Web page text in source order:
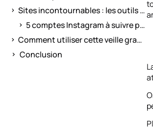
Sites incontournables : les outils de veille graphique
5 comptes Instagram à suivre pour sa veille graphique
Comment utiliser cette veille graphique pour s’inspirer ?
Conclusion